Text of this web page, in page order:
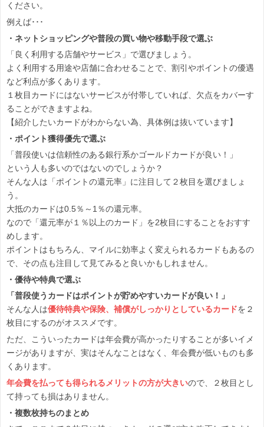
ください。
例えば･･･
・ネットショッピングや普段の買い物や移動手段で選ぶ
「良く利用する店舗やサービス」で選びましょう。
よく利用する用途や店舗に合わせることで、割引やポイントの優遇
など利点が多くあります。
１枚目カードにはないサービスが付帯していれば、欠点をカバーす
ることができますよね。
【紹介したいカードがわからない為、具体例は抜いています】
・ポイント獲得優先で選ぶ
「普段使いは信頼性のある銀行系かゴールドカードが良い！」
という人も多いのではないのでしょうか？
そんな人は「ポイントの還元率」に注目して２枚目を選びましょ
う。
大抵のカードは0.5％～1％の還元率。
なので「還元率が１％以上のカード」を2枚目にすることをおすす
めします。
ポイントはもちろん、マイルに効率よく変えられるカードもあるの
で、その点も注目して見てみると良いかもしれません。
・優待や特典で選ぶ
「普段使うカードはポイントが貯めやすいカードが良い！」
そんな人は優待特典や保険、補償がしっかりとしているカードを２
枚目にするのがオススメです。
ただ、こういったカードは年会費が高かったりすることが多いイメ
ージがありますが、実はそんなことはなく、年会費が低いものも多
くあります。
年会費を払っても得られるメリットの方が大きいので、２枚目とし
て持っても損はありません。
・複数枚持ちのまとめ